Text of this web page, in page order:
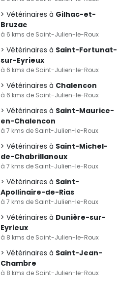
Vétérinaires à Gilhac-et-
Bruzac
à 6 kms de Saint-Julien-le-Roux
Vétérinaires à Saint-Fortunat-
sur-Eyrieux
à 6 kms de Saint-Julien-le-Roux
Vétérinaires à Chalencon
à 6 kms de Saint-Julien-le-Roux
Vétérinaires à Saint-Maurice-
en-Chalencon
à 7 kms de Saint-Julien-le-Roux
Vétérinaires à Saint-Michel-
de-Chabrillanoux
à 7 kms de Saint-Julien-le-Roux
Vétérinaires à Saint-
Apollinaire-de-Rias
à 7 kms de Saint-Julien-le-Roux
Vétérinaires à Dunière-sur-
Eyrieux
à 8 kms de Saint-Julien-le-Roux
Vétérinaires à Saint-Jean-
Chambre
à 8 kms de Saint-Julien-le-Roux